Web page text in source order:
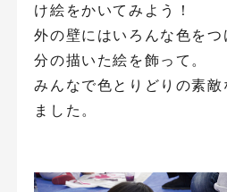
け絵をかいてみよう！
外の壁にはいろんな色を
分の描いた絵を飾って。
みんなで色とりどりの素
ました。